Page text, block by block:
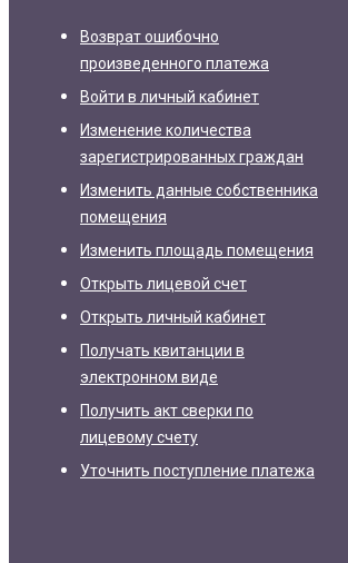
Возврат ошибочно
произведенного платежа
Войти в личный кабинет
Изменение количества
зарегистрированных граждан
Изменить данные собственника
помещения
Изменить площадь помещения
Открыть лицевой счет
Открыть личный кабинет
Получать квитанции в
электронном виде
Получить акт сверки по
лицевому счету
Уточнить поступление платежа